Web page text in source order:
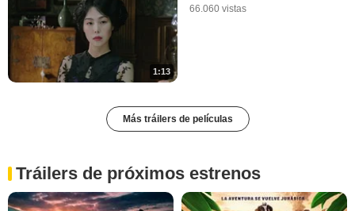
1:13
66.060 vistas
Más tráilers de películas
Tráilers de próximos estrenos